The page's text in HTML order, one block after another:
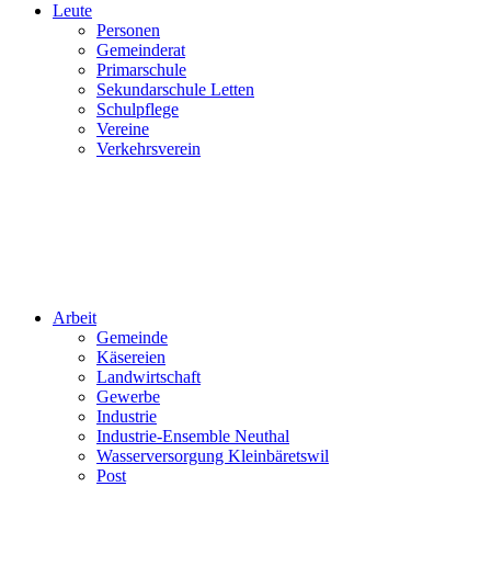
Leute
Personen
Gemeinderat
Primarschule
Sekundarschule Letten
Schulpflege
Vereine
Verkehrsverein
Arbeit
Gemeinde
Käsereien
Landwirtschaft
Gewerbe
Industrie
Industrie-Ensemble Neuthal
Wasserversorgung Kleinbäretswil
Post